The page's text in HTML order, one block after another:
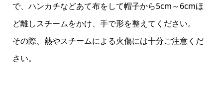
で、ハンカチなどあて布をして帽子から5cm～6cmほ
ど離しスチームをかけ、手で形を整えてください。
その際、熱やスチームによる火傷には十分ご注意くだ
さい。